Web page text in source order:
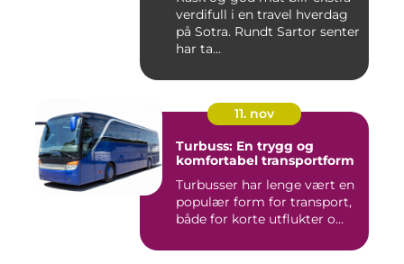
verdifull i en travel hverdag
på Sotra. Rundt Sartor senter
har ta...
11. nov
Turbuss: En trygg og
komfortabel transportform
Turbusser har lenge vært en
populær form for transport,
både for korte utflukter o...